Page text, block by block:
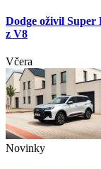
Dodge oživil Super
z V8
Včera
Novinky